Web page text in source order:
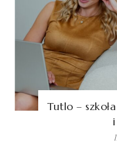
Tutlo –